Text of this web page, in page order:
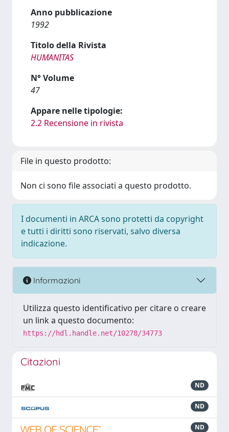
Anno pubblicazione
1992
Titolo della Rivista
HUMANITAS
N° Volume
47
Appare nelle tipologie:
2.2 Recensione in rivista
File in questo prodotto:
Non ci sono file associati a questo prodotto.
I documenti in ARCA sono protetti da copyright
e tutti i diritti sono riservati, salvo diversa
indicazione.
Informazioni
Utilizza questo identificativo per citare o creare
un link a questo documento:
https://hdl.handle.net/10278/34773
Citazioni
ND
ND
ND